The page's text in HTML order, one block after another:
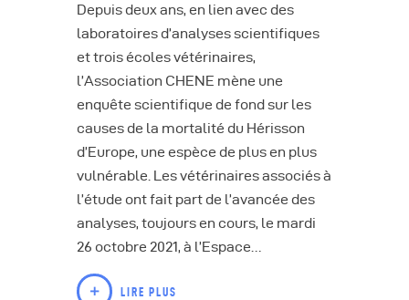
Depuis deux ans, en lien avec des
laboratoires d’analyses scientifiques
et trois écoles vétérinaires,
l’Association CHENE mène une
enquête scientifique de fond sur les
causes de la mortalité du Hérisson
d’Europe, une espèce de plus en plus
vulnérable. Les vétérinaires associés à
l’étude ont fait part de l’avancée des
analyses, toujours en cours, le mardi
26 octobre 2021, à l’Espace…
LIRE PLUS